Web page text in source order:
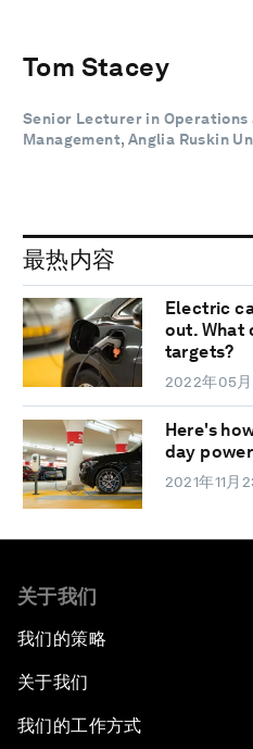
Tom Stacey
Senior Lecturer in Operations
Management, Anglia Ruskin
最热内容
Electric
out. What
targets?
2022年05月
Here's
day
2021年11月
关于我们
我们的策略
关于我们
我们的工作方式